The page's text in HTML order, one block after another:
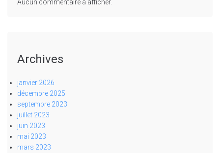
Aucun commentaire à afficher.
Archives
janvier 2026
décembre 2025
septembre 2023
juillet 2023
juin 2023
mai 2023
mars 2023